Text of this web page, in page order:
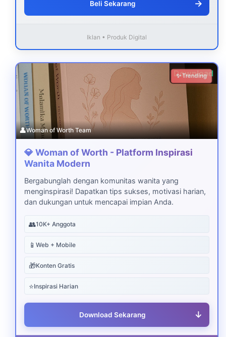
Beli Sekarang →
Iklan • Produk Digital
Download
✨ Trending
👤Woman of Worth Team
💎 Woman of Worth - Platform Inspirasi
Wanita Modern
Bergabunglah dengan komunitas wanita yang
menginspirasi! Dapatkan tips sukses, motivasi harian,
dan dukungan untuk mencapai impian Anda.
👥10K+ Anggota
📱 Web + Mobile
🎁Konten Gratis
⭐Inspirasi Harian
Download Sekarang ↓